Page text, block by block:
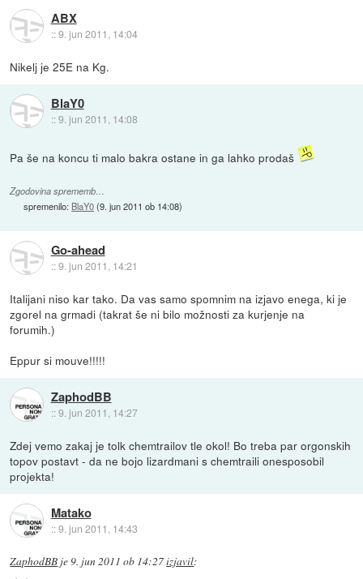
ABX
::9. jun 2011, 14:04
Nikelj je 25E na Kg.
BlaY0
::9. jun 2011, 14:08
Pa še na koncu ti malo bakra ostane in ga lahko prodaš
Zgodovina sprememb…
spremenilo: BlaY0(9. jun 2011 ob 14:08)
Go-ahead
::9. jun 2011, 14:21
Italijani niso kar tako. Da vas samo spomnim na izjavo enega, ki je
zgorel na grmadi (takrat še ni bilo možnosti za kurjenje na
forumih.)
Eppur si mouve!!!!!
ZaphodBB
::9. jun 2011, 14:27
Zdej vemo zakaj je tolk chemtrailov tle okol! Bo treba par orgonskih
topov postavt - da ne bojo lizardmani s chemtraili onesposobil
projekta!
Matako
::9. jun 2011, 14:43
ZaphodBB je9. jun 2011 ob 14:27izjavil: